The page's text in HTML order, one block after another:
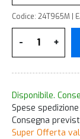
Codice: 24T965M |
- +
Disponibile.
Spese spedizione
Consegna
Super Offerta